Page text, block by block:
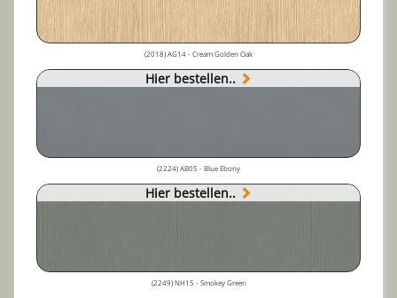
(2018) AG14 - Cream Golden Oak
Hier bestellen..
(2224) AB05 - Blue Ebony
Hier bestellen..
(2249) NH15 - Smokey Green